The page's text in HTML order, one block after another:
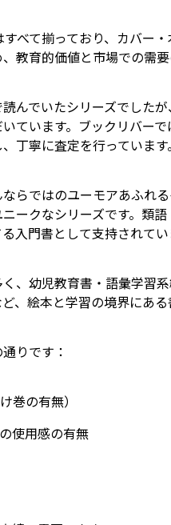
べて揃っており、カバー
教育的価値と市場での需
んでいたシリーズでした
ています。ブックリバー
丁寧に査定を行っています。
ならではのユーモアあふれ
ークなシリーズです。類
入門書として支持されてい
、幼児教育書・語彙学習
、絵本と学習の境界にあ
りです：
巻の有無）
使用感の有無